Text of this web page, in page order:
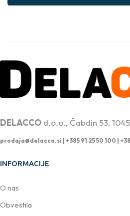
DELACCO d.o.o., Čabdin 53,
prodaja@delacco.si | +385 91 25 50 100 |
INFORMACIJE
O nas
Obvestila